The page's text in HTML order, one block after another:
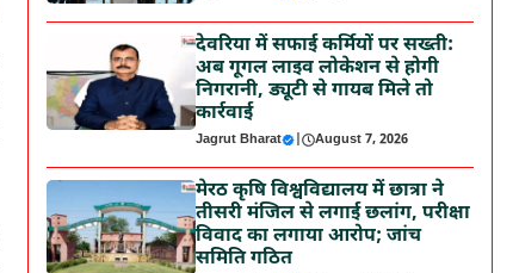
देवरिया में सफाई कर्मियों पर सख्ती:
अब गूगल लाइव लोकेशन से होगी
निगरानी, ड्यूटी से गायब मिले तो
कार्रवाई
Jagrut Bharat | August 7, 2026
मेरठ कृषि विश्वविद्यालय में छात्रा ने
तीसरी मंजिल से लगाई छलांग, परीक्षा
विवाद का लगाया आरोप; जांच
समिति गठित